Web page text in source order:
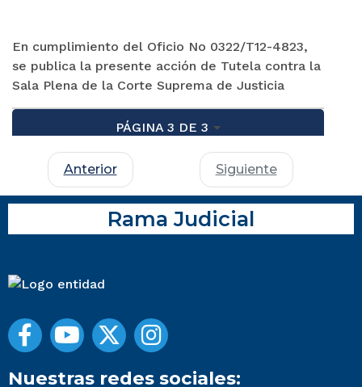
En cumplimiento del Oficio No 0322/T12-4823,
se publica la presente acción de Tutela contra la
Sala Plena de la Corte Suprema de Justicia
PÁGINA 3 DE 3
Anterior Siguiente
Rama Judicial
Nuestras redes sociales: